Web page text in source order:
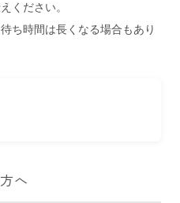
ください。
ち時間は長くなる場合もあり
へ